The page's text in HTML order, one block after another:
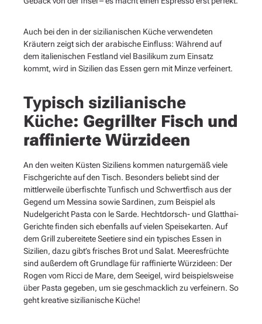
Auch bei den in der sizilianischen Küche verwendeten
Kräutern zeigt sich der arabische Einfluss: Während auf
dem italienischen Festland viel Basilikum zum Einsatz
kommt, wird in Sizilien das Essen gern mit Minze verfeinert.
Typisch sizilianische
Küche: Gegrillter Fisch und
raffinierte Würzideen
An den weiten Küsten Siziliens kommen naturgemäß viele
Fischgerichte auf den Tisch. Besonders beliebt sind der
mittlerweile überfischte Tunfisch und Schwertfisch aus der
Gegend um Messina sowie Sardinen, zum Beispiel als
Nudelgericht Pasta con le Sarde. Hechtdorsch- und Glatthai-
Gerichte finden sich ebenfalls auf vielen Speisekarten. Auf
dem Grill zubereitete Seetiere sind ein typisches Essen in
Sizilien, dazu gibt’s frisches Brot und Salat. Meeresfrüchte
sind außerdem oft Grundlage für raffinierte Würzideen: Der
Rogen vom Ricci de Mare, dem Seeigel, wird beispielsweise
über Pasta gegeben, um sie geschmacklich zu verfeinern. So
geht kreative sizilianische Küche!